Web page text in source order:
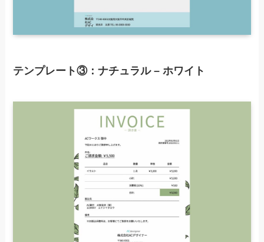
テンプレート③：ナチュラル – ホワイト